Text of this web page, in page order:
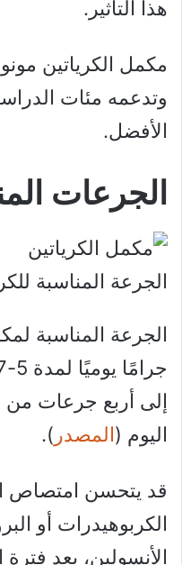
هذا التأثير.
مكمل الكرياتين
وتدعمه مئات
الأفضل.
الجرعات
الجرعة المناسبة
اليوم (المصدر ).
قد يتحسن امتصاص
الكربوهيدرات أو